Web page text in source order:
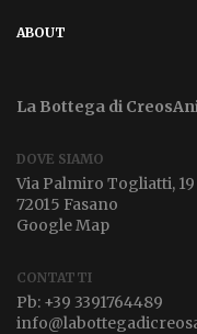
ABOUT
La Bottega di
DOVE SIAMO
Via Palmiro Togliatti, 19
72015 Fasano
Google Map
CONTATTI
Pb: +39 3391764489